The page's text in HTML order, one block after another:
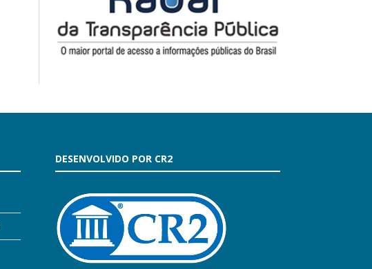
DESENVOLVIDO POR CR2